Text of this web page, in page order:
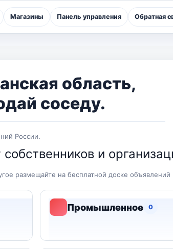
Магазины Панель управления Обратная
область,
соседу.
России.
и
размещайте на бесплатной доске
Промышленное 0